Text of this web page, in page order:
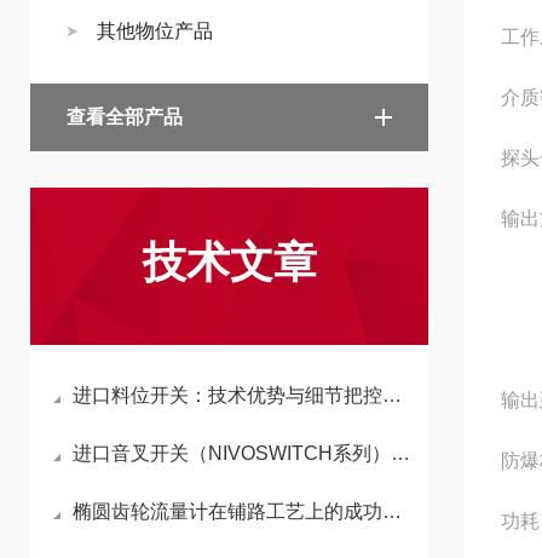
其他物位产品
查看全部产品
技术文章
进口料位开关：技术优势与细节把控的深度解析
进口音叉开关（NIVOSWITCH系列）工作原理与特点解析
椭圆齿轮流量计在铺路工艺上的成功应用
工
介
探
输
输
防
功